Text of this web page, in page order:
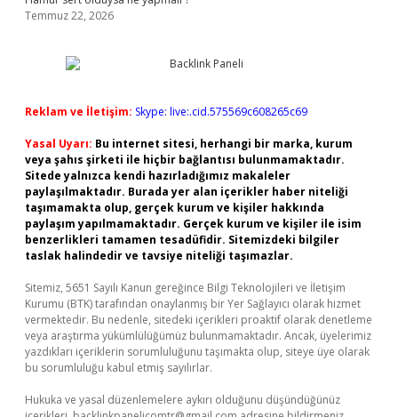
Temmuz 22, 2026
Reklam ve İletişim: Skype: live:.cid.575569c608265c69
Yasal Uyarı: Bu internet sitesi, herhangi bir marka, kurum
veya şahıs şirketi ile hiçbir bağlantısı bulunmamaktadır.
Sitede yalnızca kendi hazırladığımız makaleler
paylaşılmaktadır. Burada yer alan içerikler haber niteliği
taşımamakta olup, gerçek kurum ve kişiler hakkında
paylaşım yapılmamaktadır. Gerçek kurum ve kişiler ile isim
benzerlikleri tamamen tesadüfidir. Sitemizdeki bilgiler
taslak halindedir ve tavsiye niteliği taşımazlar.
Sitemiz, 5651 Sayılı Kanun gereğince Bilgi Teknolojileri ve İletişim
Kurumu (BTK) tarafından onaylanmış bir Yer Sağlayıcı olarak hizmet
vermektedir. Bu nedenle, sitedeki içerikleri proaktif olarak denetleme
veya araştırma yükümlülüğümüz bulunmamaktadır. Ancak, üyelerimiz
yazdıkları içeriklerin sorumluluğunu taşımakta olup, siteye üye olarak
bu sorumluluğu kabul etmiş sayılırlar.
Hukuka ve yasal düzenlemelere aykırı olduğunu düşündüğünüz